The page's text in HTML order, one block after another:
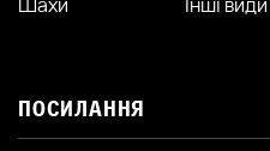
ПОСИЛАННЯ